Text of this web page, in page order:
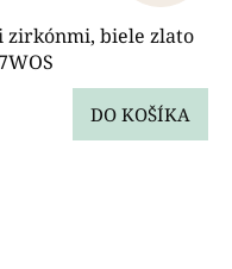
zirkónmi, biele zlato
DO KOŠÍKA